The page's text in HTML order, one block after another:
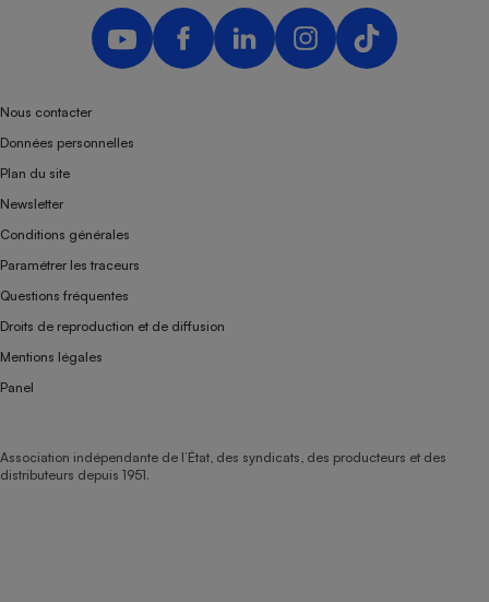
Nous contacter
Données personnelles
Plan du site
Newsletter
Conditions générales
Paramétrer les traceurs
Questions fréquentes
Droits de reproduction et de diffusion
Mentions légales
Panel
Association indépendante de l’État, des syndicats, des producteurs et des
distributeurs depuis 1951.